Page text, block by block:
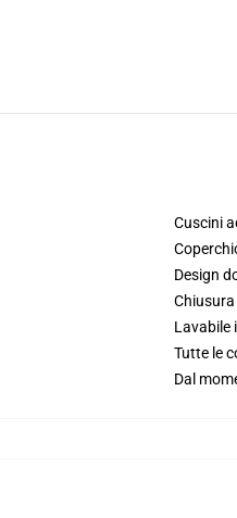
Cuscini
Design
Lavabile
Tutte le
Dal